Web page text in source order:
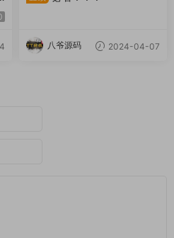
八爷源码 2024-04-07